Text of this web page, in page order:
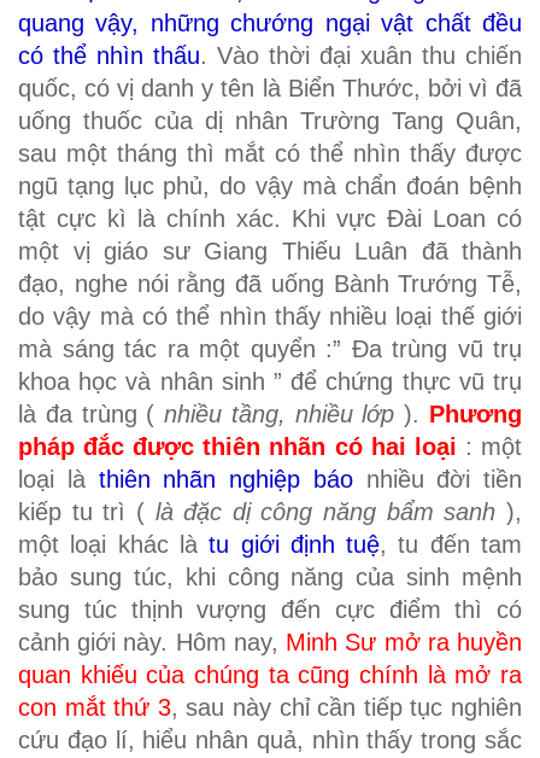
quang vậy, những chướng ngại vật chất đều
có thể nhìn thấu. Vào thời đại xuân thu chiến
quốc, có vị danh y tên là Biển Thước, bởi vì đã
uống thuốc của dị nhân Trường Tang Quân,
sau một tháng thì mắt có thể nhìn thấy được
ngũ tạng lục phủ, do vậy mà chẩn đoán bệnh
tật cực kì là chính xác. Khi vực Đài Loan có
một vị giáo sư Giang Thiếu Luân đã thành
đạo, nghe nói rằng đã uống Bành Trướng Tễ,
do vậy mà có thể nhìn thấy nhiều loại thế giới
mà sáng tác ra một quyển :” Đa trùng vũ trụ
khoa học và nhân sinh ” để chứng thực vũ trụ
là đa trùng (nhiều tầng, nhiều lớp ). Phương
pháp đắc được thiên nhãn có hai loại : một
loại là thiên nhãn nghiệp báonhiều đời tiền
kiếp tu trì ( là đặc dị công năng bẩm sanh ),
một loại khác làtu giới định tuệ, tu đến tam
bảo sung túc, khi công năng của sinh mệnh
sung túc thịnh vượng đến cực điểm thì có
cảnh giới này. Hôm nay, Minh Sư mở ra huyền
quan khiếu của chúng ta cũng chính là mở ra
con mắt thứ 3, sau này chỉ cần tiếp tục nghiên
cứu đạo lí, hiểu nhân quả, nhìn thấy trong sắc